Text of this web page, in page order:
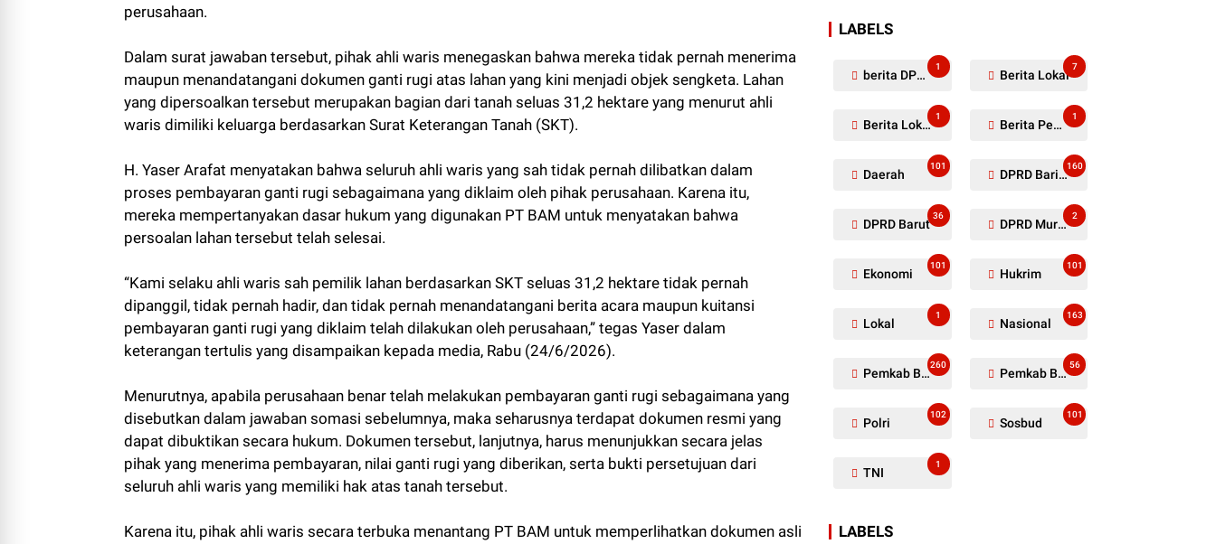
perusahaan.
Dalam surat jawaban tersebut, pihak ahli waris menegaskan bahwa mereka tidak pernah menerima
maupun menandatangani dokumen ganti rugi atas lahan yang kini menjadi objek sengketa. Lahan
yang dipersoalkan tersebut merupakan bagian dari tanah seluas 31,2 hektare yang menurut ahli
waris dimiliki keluarga berdasarkan Surat Keterangan Tanah (SKT).
H. Yaser Arafat menyatakan bahwa seluruh ahli waris yang sah tidak pernah dilibatkan dalam
proses pembayaran ganti rugi sebagaimana yang diklaim oleh pihak perusahaan. Karena itu,
mereka mempertanyakan dasar hukum yang digunakan PT BAM untuk menyatakan bahwa
persoalan lahan tersebut telah selesai.
“Kami selaku ahli waris sah pemilik lahan berdasarkan SKT seluas 31,2 hektare tidak pernah
dipanggil, tidak pernah hadir, dan tidak pernah menandatangani berita acara maupun kuitansi
pembayaran ganti rugi yang diklaim telah dilakukan oleh perusahaan,” tegas Yaser dalam
keterangan tertulis yang disampaikan kepada media, Rabu (24/6/2026).
Menurutnya, apabila perusahaan benar telah melakukan pembayaran ganti rugi sebagaimana yang
disebutkan dalam jawaban somasi sebelumnya, maka seharusnya terdapat dokumen resmi yang
dapat dibuktikan secara hukum. Dokumen tersebut, lanjutnya, harus menunjukkan secara jelas
pihak yang menerima pembayaran, nilai ganti rugi yang diberikan, serta bukti persetujuan dari
seluruh ahli waris yang memiliki hak atas tanah tersebut.
Karena itu, pihak ahli waris secara terbuka menantang PT BAM untuk memperlihatkan dokumen asli
LABELS
berita DPRD Murung Raya
1
Berita Lokal
7
Berita Lokal Kabupaten Barito Utara
1
Berita Pemkab Murung Raya
1
Daerah
101
DPRD Barito Utara
160
DPRD Barut
36
DPRD Murung Raya
2
Ekonomi
101
Hukrim
101
Lokal
1
Nasional
163
Pemkab Barito Utara
260
Pemkab Barut
56
Polri
102
Sosbud
101
TNI
1
LABELS